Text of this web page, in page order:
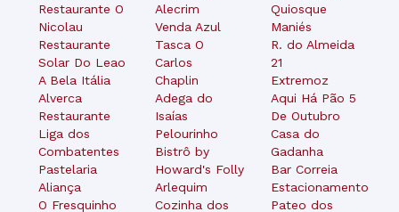
Restaurante O
Nicolau
Restaurante
Solar Do Leao
A Bela Itália
Alverca
Restaurante
Liga dos
Combatentes
Pastelaria
Aliança
O Fresquinho
Alecrim
Venda Azul
Tasca O
Carlos
Chaplin
Adega do
Isaías
Pelourinho
Bistrô by
Howard's Folly
Arlequim
Cozinha dos
Quiosque
Maniés
R. do Almeida
21
Extremoz
Aqui Há Pão 5
De Outubro
Casa do
Gadanha
Bar Correia
Estacionamento
Pateo dos